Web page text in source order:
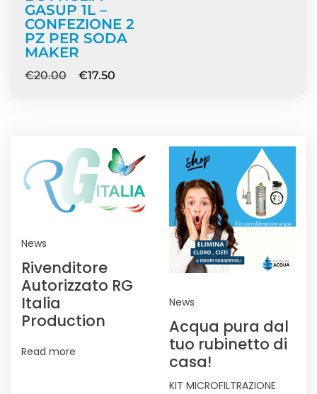
GASUP 1L –
CONFEZIONE 2
PZ PER SODA
MAKER
€20.00 €17.50
News
Rivenditore
Autorizzato RG
Italia
Production
Read more
News
Acqua pura dal
tuo rubinetto di
casa!
KIT MICROFILTRAZIONE